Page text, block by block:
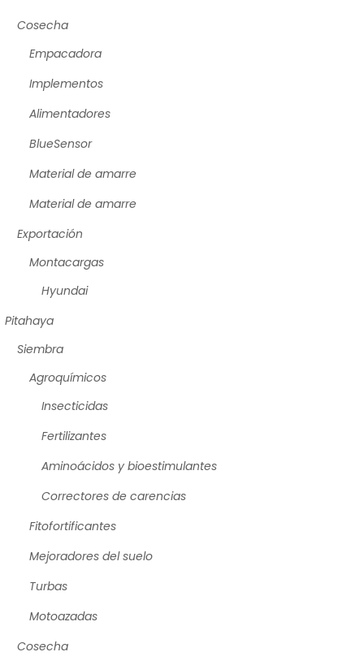
Cosecha
Empacadora
Implementos
Alimentadores
BlueSensor
Material de amarre
Material de amarre
Exportación
Montacargas
Hyundai
Pitahaya
Siembra
Agroquímicos
Insecticidas
Fertilizantes
Aminoácidos y bioestimulantes
Correctores de carencias
Fitofortificantes
Mejoradores del suelo
Turbas
Motoazadas
Cosecha